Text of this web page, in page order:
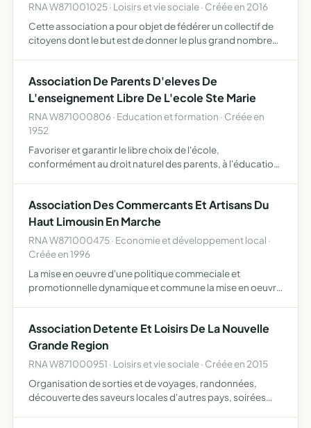
RNA W871001025 · Loisirs et vie sociale · Créée en 2016
Cette association a pour objet de fédérer un collectif de
citoyens dont le but est de donner le plus grand nombre
Association De Parents D'eleves De
L'enseignement Libre De L'ecole Ste Marie
RNA W871000806 · Education et formation · Créée en
1952
Favoriser et garantir le libre choix de l'école,
conformément au droit naturel des parents, à l'éducation
Association Des Commercants Et Artisans Du
Haut Limousin En Marche
RNA W871000475 · Economie et développement local ·
Créée en 1996
La mise en oeuvre d'une politique commeciale et
promotionnelle dynamique et commune la mise en oeuvre
assurer l'animat…
Association Detente Et Loisirs De La Nouvelle
Grande Region
RNA W871000951 · Loisirs et vie sociale · Créée en 2015
Organisation de sorties et de voyages, randonnées,
découverte des saveurs locales d'autres pays, soirées